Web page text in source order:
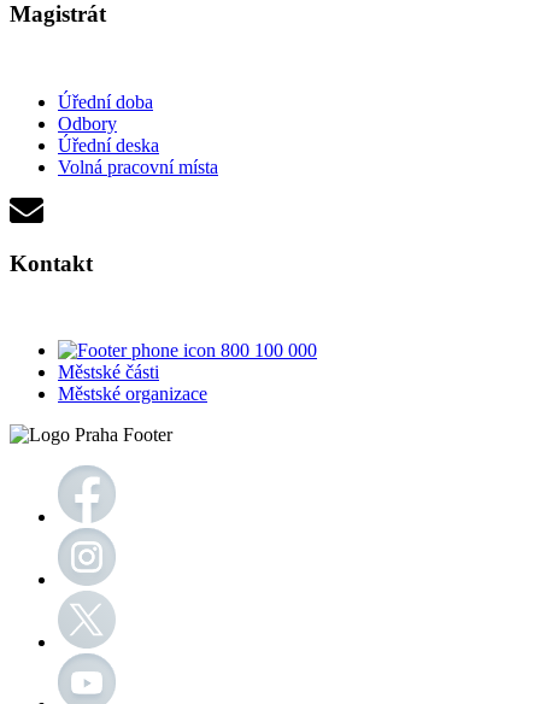
Magistrát
Úřední doba
Odbory
Úřední deska
Volná pracovní místa
Kontakt
800 100 000
Městské části
Městské organizace